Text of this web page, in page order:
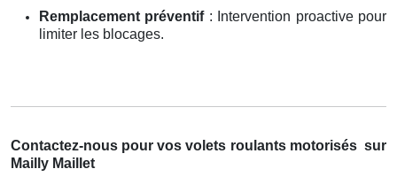
Remplacement préventif: Intervention proactive pour
limiter les blocages.
Contactez-nous pour vos volets roulants motorisés sur
Mailly Maillet